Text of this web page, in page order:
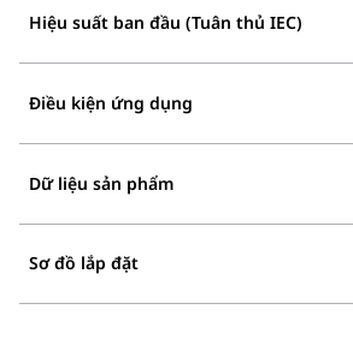
Hiệu suất ban đầu (Tuân thủ IEC)
Điều kiện ứng dụng
Dữ liệu sản phẩm
Sơ đồ lắp đặt